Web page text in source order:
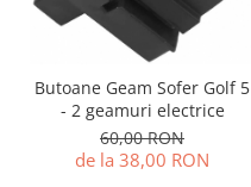
Butoane Geam Sofer Golf 5
- 2 geamuri electrice
60,00 RON
de la 38,00 RON